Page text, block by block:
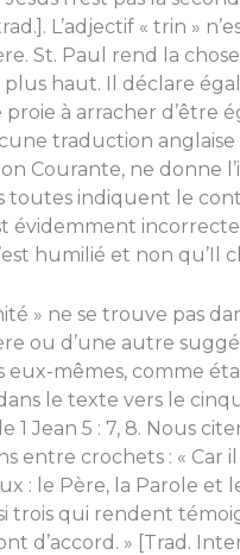
L’adjectif « trin »
St. Paul rend la
plus haut. Il déclare
à arracher d’être
traduction anglaise
Courante, ne donne
toutes indiquent le
évidemment
humilié et non qu’Il
» ne se trouve pas
ou d’une autre
eux-mêmes, comme
le texte vers le
1 Jean 5 : 7, 8. Nous
entre crochets : « Car
: le Père, la Parole et
trois qui rendent
d’accord. » [Trad.